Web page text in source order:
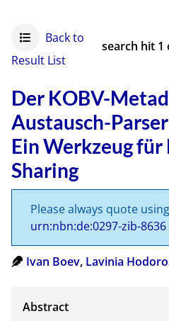
search hit 1
Back to
Result List
Der KOBV-
Austausch-
Ein Werkzeug
Sharing
Please always quote
urn:nbn:de:0297-zib-8636
Ivan Boev, Lavinia